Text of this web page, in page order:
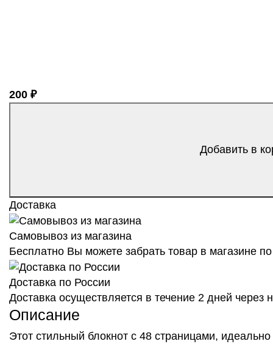
200 ₽
Добавить в
Доставка
Самовывоз из магазина
Бесплатно Вы можете забрать товар в магазине
Доставка по России
Доставка осуществляется в течение 2 дней
Описание
Этот стильный блокнот с 48 страницами,